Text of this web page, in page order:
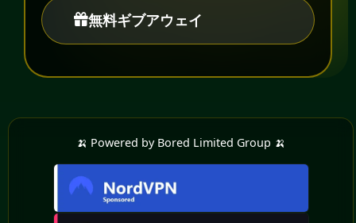
無料ギブアウェイ
🍌 Powered by Bored Limited Group 🍌